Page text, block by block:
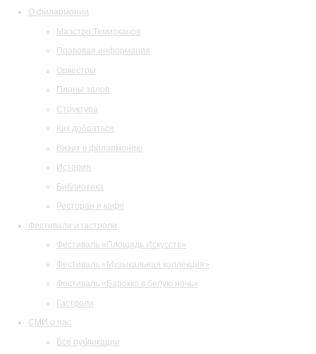
О филармонии
Маэстро Темирканов
Правовая информация
Оркестры
Планы залов
Структура
Как добраться
Визит в филармонию
История
Библиотека
Ресторан и кафе
Фестивали и гастроли
Фестиваль «Площадь Искусств»
Фестиваль «Музыкальная коллекция»
Фестиваль «Барокко в белую ночь»
Гастроли
СМИ о нас
Все публикации